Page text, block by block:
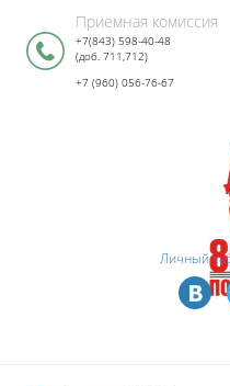
Приемная комиссия
+7(843) 598-40-48
(доб. 711,712)
+7 (960) 056-76-67
Личный